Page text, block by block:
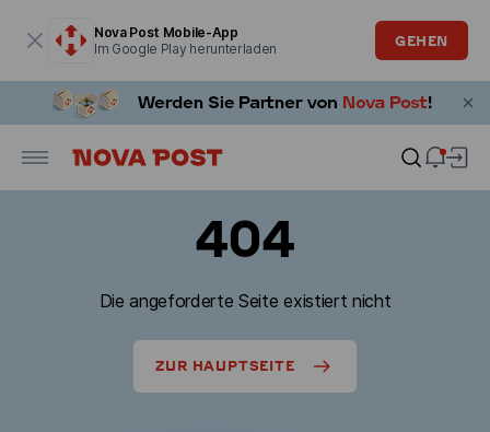
Nova Post Mobile-App
Im Google Play herunterladen
GEHEN
404
Die angeforderte Seite existiert nicht
ZUR HAUPTSEITE